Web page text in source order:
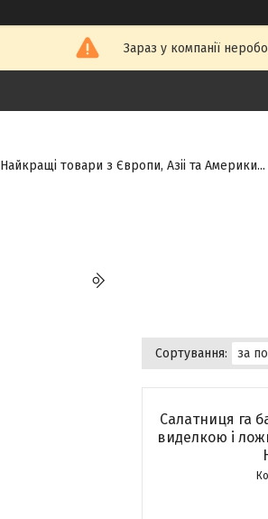
Зараз у компанії
Найкращі товари з Європи, Азіі та Америки...
Салатниця га
виделкою і